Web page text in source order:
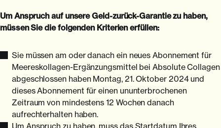
Um Anspruch auf unsere Geld-zurück-Garantie zu haben,
müssen Sie die folgenden Kriterien erfüllen:
Sie müssen am oder danach ein neues Abonnement für
Meereskollagen-Ergänzungsmittel bei Absolute Collagen
abgeschlossen haben Montag, 21. Oktober 2024 und
dieses Abonnement für einen ununterbrochenen
Zeitraum von mindestens 12 Wochen danach
aufrechterhalten haben.
Um Anspruch zu haben, muss das Startdatum Ihres